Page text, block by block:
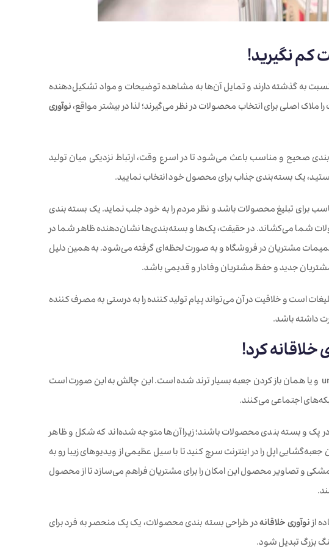
کم نگیرید!
به گذشته دارند و تمایل آن‌ها به مشاهده توضیحات و مواد تشکیل‌دهنده
اصلی برای انتخاب محصولات در نظر می‌گیرند؛ لذا در بیشتر مواقع،نوآوری
و مناسب باعث می‌شود تا در اسرع وقت، ارتباط نزدیکی میان تولید
یک بسته‌بندی جذاب برای محصول خود انتخاب نمایید.
برای تبلیغ محصولات باشد و نظر مردم را به خود جلب نماید. یک بسته بندی
شما می‌کشاند. در حقیقت، پک‌ها و بسته‌بندی‌ها نشان‌دهنده ظاهر شما در
است. شاید برایتان جالب باشد که بدانید حدود 70 درصد تصمیمات مشتریان در فروشگاه و به صورت لحظه‌ای گرفته می‌شود. به همین دلیل
جدید و حفظ مشتریان وفادار و قدیمی باشد.
است و خلاقیت در آن می‌تواند پیام تولید کننده را به درستی به مصرف کننده
داشته باشد.
کرد!
در اکثر کشورها به خصوص با افزایش محبوبیت فضای مجازی، چالش unboxing و یا همان باز کردن جعبه بسیار ترند شده است. این چالش به این صورت است
اجتماعی می‌کنند.
در پک و بسته بندی محصولات باشند؛ زیرا آن‌ها متوجه شده‌اند که شکل و ظاهر
اپل را در اینترنت سرچ کنید تا با سیل عظیمی از ویدیوهای زیبا رو به
و تصاویر محصول این امکان را برای مشتریان فراهم می‌سازد تا از محصول
ازنوآوری خلاقانهدر طراحی بسته بندی محصولات، یک پک منحصر به فرد برای
بزرگ تبدیل شود.